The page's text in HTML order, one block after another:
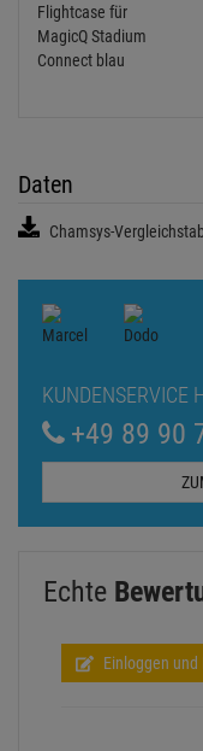
Daten
Chamsys-
KUNDENSERVICE
+49 89 90
Echte
Einloggen